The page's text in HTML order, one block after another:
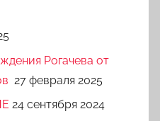
Рогачева от
27 февраля 2025
24 сентября 2024